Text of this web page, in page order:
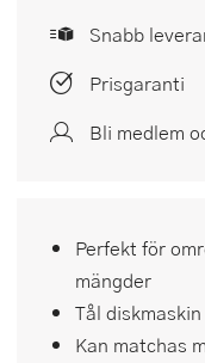
Snabb
Prisgaranti
Bli medlem
Perfekt för
mängder
Tål
Kan matchas